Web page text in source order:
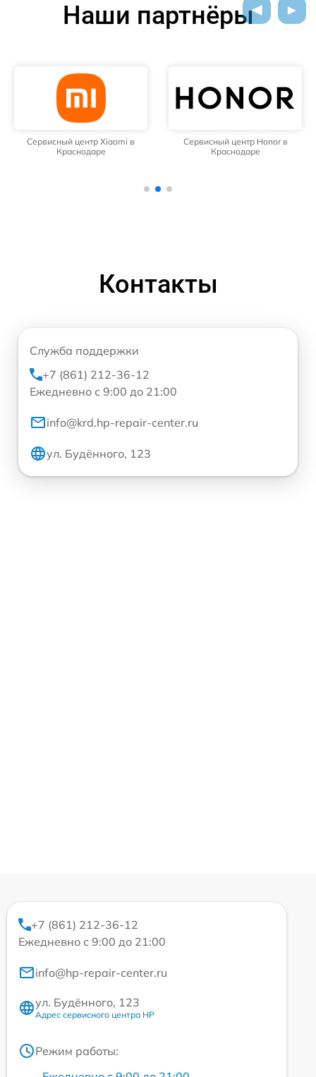
Наши партнёры
Сервисный центр Xiaomi в
Краснодаре
Сервисный центр Honor в
Краснодаре
Контакты
Служба поддержки
+7 (861) 212-36-12
Ежедневно с 9:00 до 21:00
info@krd.hp-repair-center.ru
ул. Будённого, 123
+7 (861) 212-36-12
Ежедневно с 9:00 до 21:00
info@hp-repair-center.ru
ул. Будённого, 123
Адрес сервисного центра HP
Режим работы: